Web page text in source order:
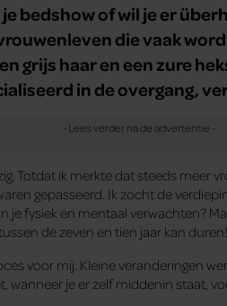
bedshow of wil je er
die vaak
grijs haar en een zure
in de overgang,
Totdat ik merkte dat steeds meer
gepasseerd. Ik zocht de
je fysiek en mentaal verwachten?
de zeven en tien jaar kan duren!
voor mij. Kleine veranderingen
je er zelf middenin staat,